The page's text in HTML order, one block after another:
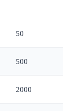
50
500
2000